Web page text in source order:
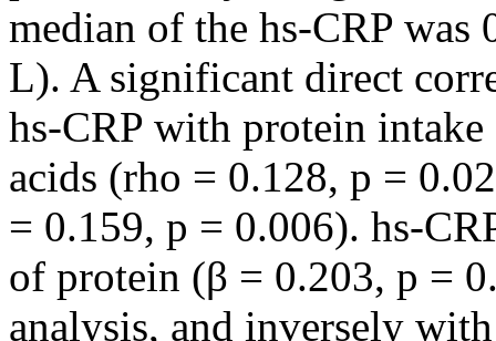
median of the hs-CRP
L). A significant direct
hs-CRP with protein
acids (rho = 0.128, p =
= 0.159, p = 0.006). hs-
of protein (β = 0.203, p =
analysis, and inversely